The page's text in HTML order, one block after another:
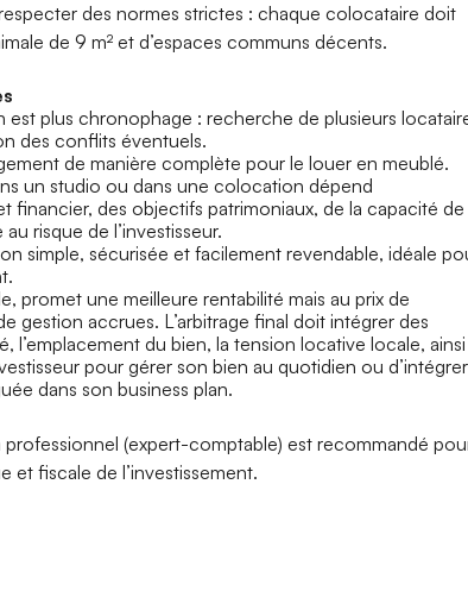
des normes strictes : chaque colocataire doit
de 9 m² et d’espaces communs décents.
est plus chronophage : recherche de plusieurs
des conflits éventuels.
de manière complète pour le louer en meublé.
un studio ou dans une colocation dépend
financier, des objectifs patrimoniaux, de la capacité de
risque de l’investisseur.
simple, sécurisée et facilement revendable, idéale
promet une meilleure rentabilité mais au prix de
gestion accrues. L’arbitrage final doit intégrer des
l’emplacement du bien, la tension locative locale, ainsi
pour gérer son bien au quotidien ou
dans son business plan.
(expert-comptable) est recommandé
et fiscale de l’investissement.